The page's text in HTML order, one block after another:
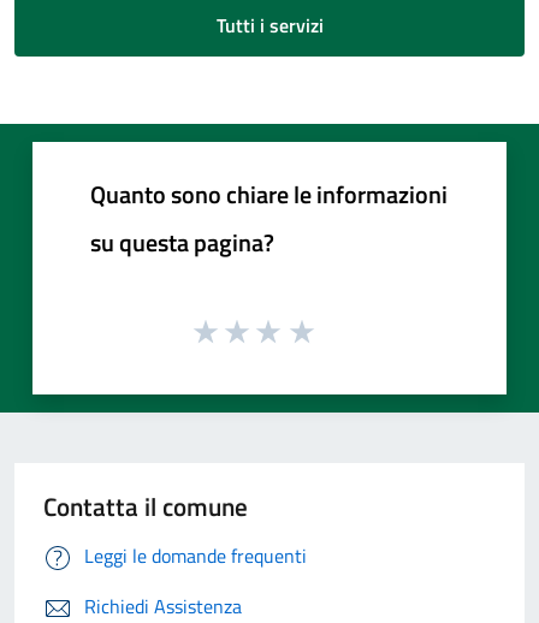
Tutti i servizi
Quanto sono chiare le informazioni
su questa pagina?
Contatta il comune
Leggi le domande frequenti
Richiedi Assistenza